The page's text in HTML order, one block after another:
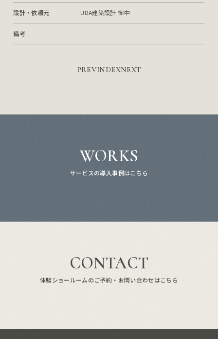
設計・依頼元 UDA建築設計 御中
備考
PREVINDEXNEXT
WORKS
サービスの導入事例はこちら
CONTACT
体験ショールームのご予約・お問い合わせはこちら